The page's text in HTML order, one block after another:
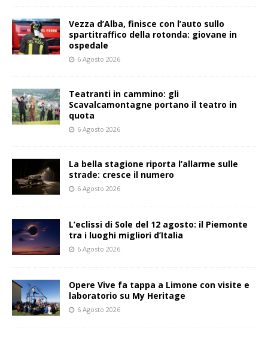
Vezza d’Alba, finisce con l’auto sullo
spartitraffico della rotonda: giovane in
ospedale
6 Agosto 2026
Teatranti in cammino: gli
Scavalcamontagne portano il teatro in
quota
6 Agosto 2026
La bella stagione riporta l’allarme sulle
strade: cresce il numero
6 Agosto 2026
L’eclissi di Sole del 12 agosto: il Piemonte
tra i luoghi migliori d’Italia
6 Agosto 2026
Opere Vive fa tappa a Limone con visite e
laboratorio su My Heritage
6 Agosto 2026